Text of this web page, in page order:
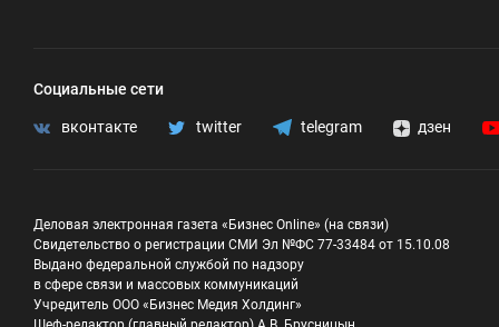
Социальные сети
вконтакте twitter telegram дзен
Деловая электронная газета «Бизнес Online» (на связи)
Свидетельство о регистрации СМИ Эл №ФС 77-33484 от 15.10.08
Выдано федеральной службой по надзору
в сфере связи и массовых коммуникаций
Учредитель ООО «Бизнес Медия Холдинг»